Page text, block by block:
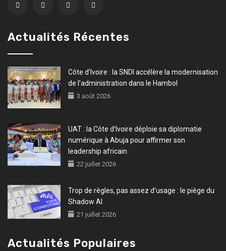
Actualités Récentes
Côte d’Ivoire : la SNDI accélère la modernisation
de l’administration dans le Hambol
3 août 2026
UAT : la Côte d’Ivoire déploie sa diplomatie
numérique à Abuja pour affirmer son
leadership africain
22 juillet 2026
Trop de règles, pas assez d’usage : le piège du
Shadow AI
21 juillet 2026
Actualités Populaires